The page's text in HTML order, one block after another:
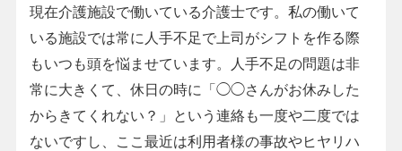
現在介護施設で働いている介護士です。私の働いて
いる施設では常に人手不足で上司がシフトを作る際
もいつも頭を悩ませています。人手不足の問題は非
常に大きくて、休日の時に「◯◯さんがお休みした
からきてくれない？」という連絡も一度や二度では
ないですし、ここ最近は利用者様の事故やヒヤリハ